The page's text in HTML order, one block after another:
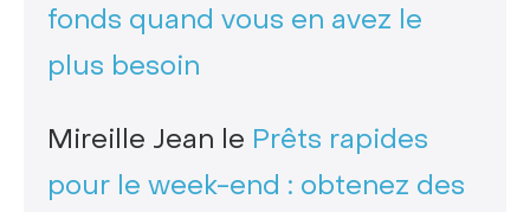
fonds quand vous en avez le
plus besoin
Mireille Jean le Prêts rapides
pour le week-end : obtenez des